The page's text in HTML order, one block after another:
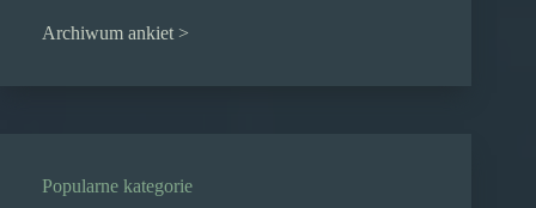
Archiwum ankiet >
Popularne kategorie